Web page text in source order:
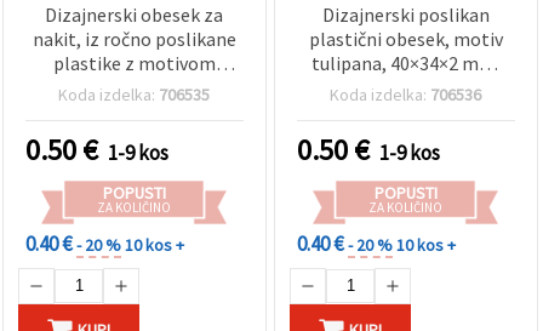
Dizajnerski obesek za
nakit, iz ročno poslikane
plastike z motivom
tulipana, 32x37x2 mm,
Koda izdelka: 706535
0.50€ 1-9 kos
POPUSTI
ZA KOLIČINO
0.40 €- 20 %10 kos +
Dizajnerski poslikan
plastični obesek, motiv
tulipana, 40×34×2 mm,
luknja 1 mm
Koda izdelka: 706536
0.50€ 1-9 kos
POPUSTI
ZA KOLIČINO
0.40 €- 20 %10 kos +